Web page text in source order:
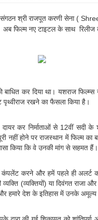
संगठन श्री राजपूत करणी सेना (
फिल्म नए टाइटल के साथ
कर दिया था। यशराज फिल्म्स
पृथ्वीराज रखने का फैसला किया है।
कर निर्माताओं से 12वीं
नहीं होने पर राजस्थान में फिल्म
किया कि वे उनकी मांग से सहमत हैं।
करने और हमें पहले ही अलर्ट
(व्यक्तियों) या दिवंगत राजा और
हमारे देश के इतिहास में उनके अमूल्य